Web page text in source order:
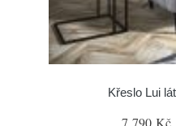
Křeslo Lui
7 790 Kč